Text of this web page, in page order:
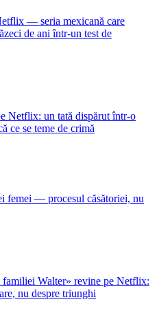
— seria mexicană care
de ani într-un test de
Netflix: un tată dispărut într-o
ce se teme de crimă
femei — procesul căsătoriei, nu
familiei Walter» revine pe Netflix:
nu despre triunghi